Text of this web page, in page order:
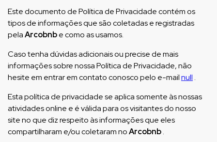
Este documento de Política de Privacidade contém os
tipos de informações que são coletadas e registradas
pelaArcobnbe como as usamos.
Caso tenha dúvidas adicionais ou precise de mais
informações sobre nossa Política de Privacidade, não
hesite em entrar em contato conosco pelo e-mailnull .
Esta política de privacidade se aplica somente às nossas
atividades online e é válida para os visitantes do nosso
site no que diz respeito às informações que eles
compartilharam e/ou coletaram noArcobnb.